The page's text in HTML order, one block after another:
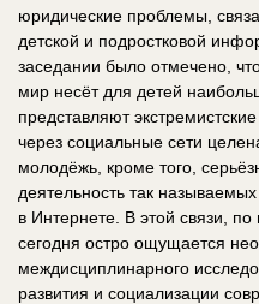
юридические проблемы,
детской и подростковой
заседании было отмечено,
мир несёт для детей
представляют
через социальные сети
молодёжь, кроме того,
деятельность так
в Интернете. В этой связи,
сегодня остро ощущается
междисциплинарного
развития и социализации